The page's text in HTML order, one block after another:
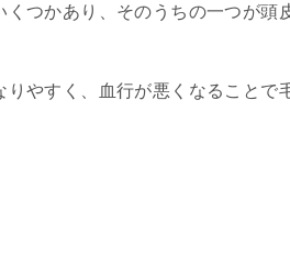
つかあり、そのうちの一つが頭
やすく、血行が悪くなることで